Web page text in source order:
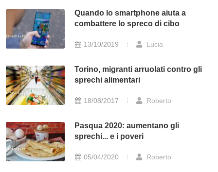
Quando lo smartphone aiuta a
combattere lo spreco di cibo
13/10/2019 Lucia
Torino, migranti arruolati contro gli
sprechi alimentari
18/08/2017 Roberto
Pasqua 2020: aumentano gli
sprechi... e i poveri
05/04/2020 Roberto